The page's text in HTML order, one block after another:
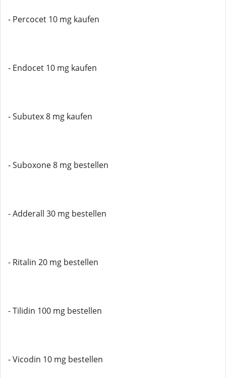
- Percocet 10 mg kaufen
- Endocet 10 mg kaufen
- Subutex 8 mg kaufen
- Suboxone 8 mg bestellen
- Adderall 30 mg bestellen
- Ritalin 20 mg bestellen
- Tilidin 100 mg bestellen
- Vicodin 10 mg bestellen